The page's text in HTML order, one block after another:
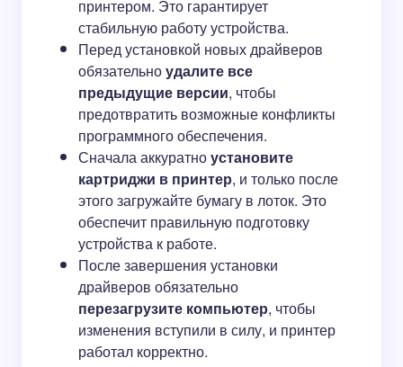
принтером. Это гарантирует
стабильную работу устройства.
Перед установкой новых драйверов
обязательноудалите все
предыдущие версии, чтобы
предотвратить возможные конфликты
программного обеспечения.
Сначала аккуратноустановите
картриджи в принтер, и только после
этого загружайте бумагу в лоток. Это
обеспечит правильную подготовку
устройства к работе.
После завершения установки
драйверов обязательно
перезагрузите компьютер, чтобы
изменения вступили в силу, и принтер
работал корректно.